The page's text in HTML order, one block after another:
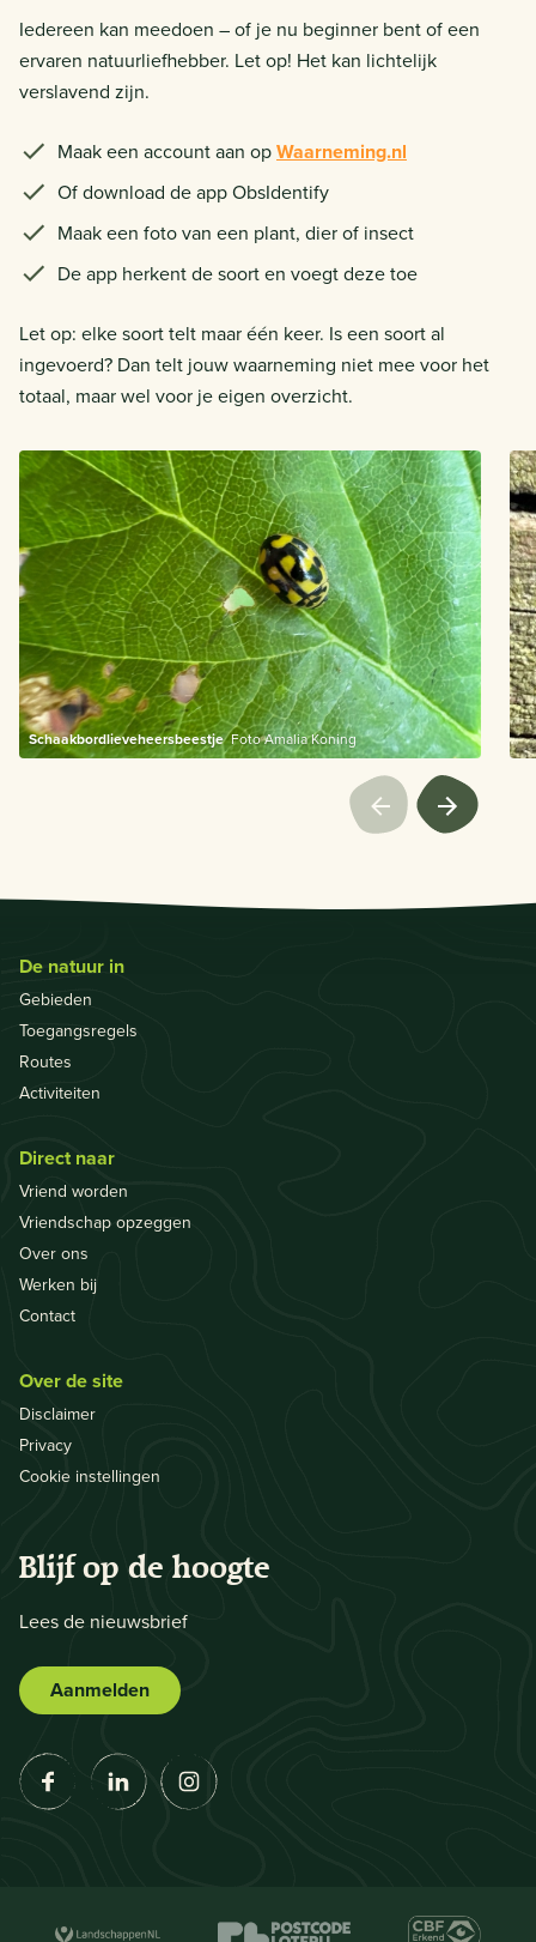
Iedereen kan meedoen – of je nu beginner bent of een
ervaren natuurliefhebber. Let op! Het kan lichtelijk
verslavend zijn.
Maak een account aan opWaarneming.nl
Of download de app ObsIdentify
Maak een foto van een plant, dier of insect
De app herkent de soort en voegt deze toe
Let op: elke soort telt maar één keer. Is een soort al
ingevoerd? Dan telt jouw waarneming niet mee voor het
totaal, maar wel voor je eigen overzicht.
SchaakbordlieveheersbeestjeFoto Amalia Koning
De natuur in
Gebieden
Toegangsregels
Routes
Activiteiten
Direct naar
Vriend worden
Vriendschap opzeggen
Over ons
Werken bij
Contact
Over de site
Disclaimer
Privacy
Cookie instellingen
Blijf op de hoogte
Lees de nieuwsbrief
Aanmelden